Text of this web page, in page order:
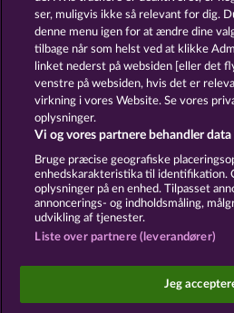
Vilkår og
Fortroligheds- og
Indsend anmodning
Sociale kasinospil har
underholdningsformål og
ser, muligvis ikke så relevant for dig.
denne menu igen for at ændre dine
tilbage når som helst ved at klikke
linket nederst på websiden [eller det
venstre på websiden, hvis det er
virkning i vores Website. Se vores
oplysninger.
Vi og vores partnere behandler data
Bruge præcise geografiske
enhedskarakteristika til identifikation.
oplysninger på en enhed. Tilpasset
annoncerings- og indholdsmåling,
udvikling af tjenester.
Liste over partnere (leverandører)
Jeg